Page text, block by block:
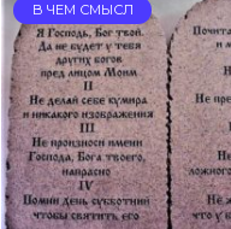
В ЧЕМ СМЫСЛ